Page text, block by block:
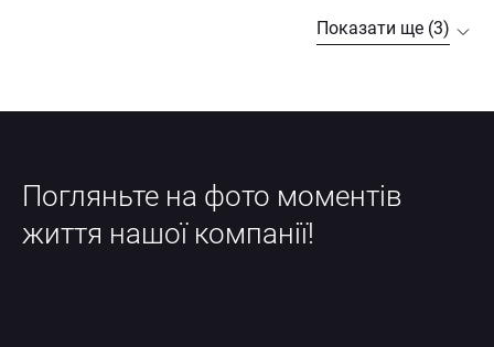
Показати ще (3)
Погляньте на фото моментів
життя нашої компанії!